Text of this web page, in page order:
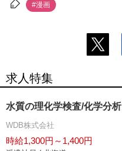
#漫画
求人特集
水質の理化学検査/化学分析
WDB株式会社
時給1,300円～1,400円